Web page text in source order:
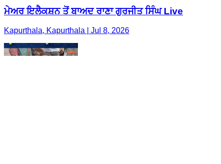
ਮੇਅਰ ਇਲੈਕਸ਼ਨ ਤੋਂ ਬਾਅਦ ਰਾਣਾ ਗੁਰਜੀਤ ਸਿੰਘ Live
Kapurthala, Kapurthala | Jul 8, 2026